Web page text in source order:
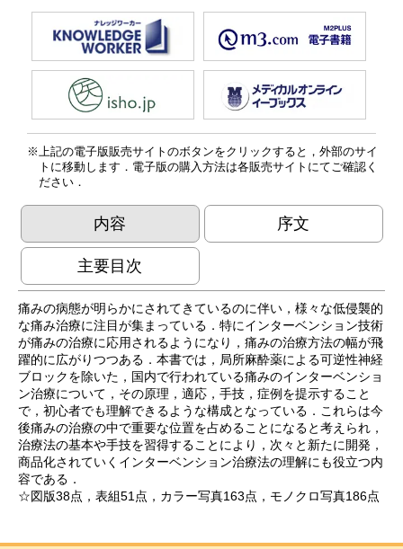
上記の電子版販売サイトのボタンをクリックすると，外部のサイ
トに移動します．電子版の購入方法は各販売サイトにてご確認く
ださい．
内容 序文
主要目次
痛みの病態が明らかにされてきているのに伴い，様々な低侵襲的
な痛み治療に注目が集まっている．特にインターベンション技術
が痛みの治療に応用されるようになり，痛みの治療方法の幅が飛
躍的に広がりつつある．本書では，局所麻酔薬による可逆性神経
ブロックを除いた，国内で行われている痛みのインターベンショ
ン治療について，その原理，適応，手技，症例を提示すること
で，初心者でも理解できるような構成となっている．これらは今
後痛みの治療の中で重要な位置を占めることになると考えられ，
治療法の基本や手技を習得することにより，次々と新たに開発，
商品化されていくインターベンション治療法の理解にも役立つ内
容である．
☆図版38点，表組51点，カラー写真163点，モノクロ写真186点